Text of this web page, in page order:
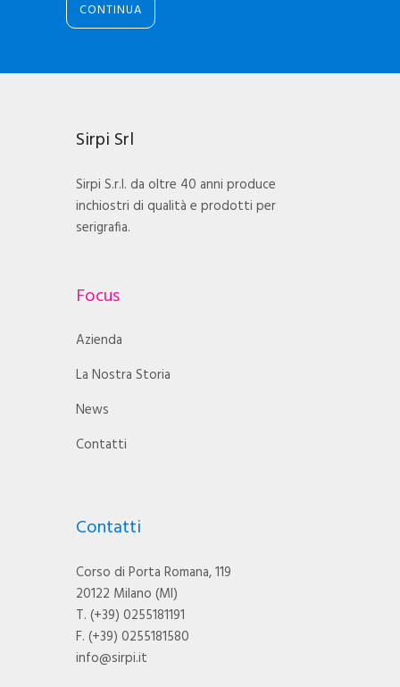
CONTINUA
Sirpi Srl
Sirpi S.r.l. da oltre 40 anni produce
inchiostri di qualità e prodotti per
serigrafia.
Focus
Azienda
La Nostra Storia
News
Contatti
Contatti
Corso di Porta Romana, 119
20122 Milano (MI)
T. (+39) 0255181191
F. (+39) 0255181580
info@sirpi.it